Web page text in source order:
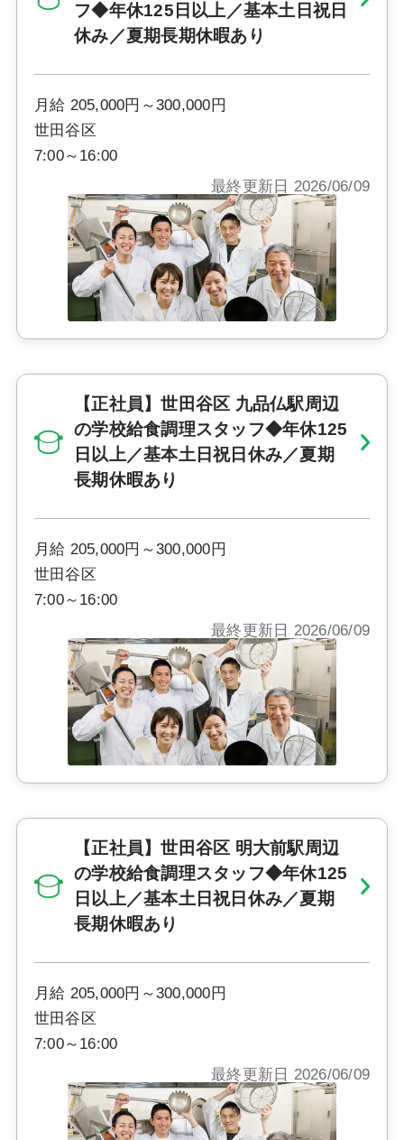
フ◆年休125日以上／基本土日祝日
休み／夏期長期休暇あり
月給 205,000円～300,000円
世田谷区
7:00～16:00
最終更新日 2026/06/09
【正社員】世田谷区 九品仏駅周辺
の学校給食調理スタッフ◆年休125
日以上／基本土日祝日休み／夏期
長期休暇あり
月給 205,000円～300,000円
世田谷区
7:00～16:00
最終更新日 2026/06/09
【正社員】世田谷区 明大前駅周辺
の学校給食調理スタッフ◆年休125
日以上／基本土日祝日休み／夏期
長期休暇あり
月給 205,000円～300,000円
世田谷区
7:00～16:00
最終更新日 2026/06/09